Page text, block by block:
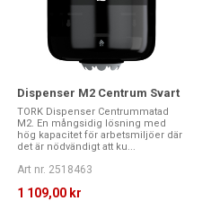
Dispenser M2 Centrum Svart
TORK Dispenser Centrummatad
M2. En mångsidig lösning med
hög kapacitet för arbetsmiljöer där
det är nödvändigt att ku...
Art nr. 2518463
1 109,00 kr